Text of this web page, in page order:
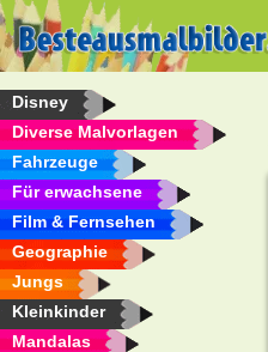
Disney
Diverse Malvorlagen
Fahrzeuge
Für erwachsene
Film & Fernsehen
Geographie
Jungs
Kleinkinder
Mandalas